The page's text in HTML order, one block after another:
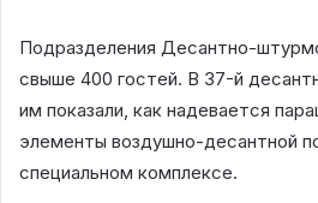
Подразделения Десантно-
свыше 400 гостей. В 37-й
им показали, как надевается
элементы воздушно-десантной
специальном комплексе.